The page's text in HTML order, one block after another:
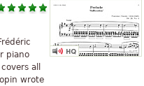
piano
all
wrote